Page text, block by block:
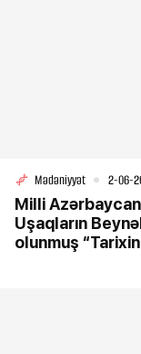
Mədəniyyət 2-06-
Milli
Uşaqların
olunmuş